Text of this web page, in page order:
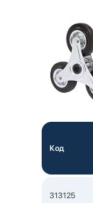
Код
313125